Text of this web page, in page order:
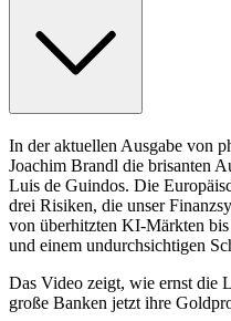
In der aktuellen Ausgabe von
Joachim Brandl die brisanten
Luis de Guindos. Die
drei Risiken, die unser
von überhitzten KI-Märkten
und einem undurchsichtigen
Das Video zeigt, wie ernst die
große Banken jetzt ihre